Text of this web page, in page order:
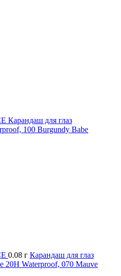
Карандаш для глаз
100 Burgundy Babe
0.08 г Карандаш для глаз
20H Waterproof, 070 Mauve